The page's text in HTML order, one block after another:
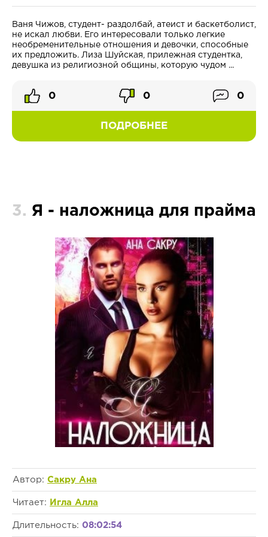
Ваня Чижов, студент- раздолбай, атеист и баскетболист,
не искал любви. Его интересовали только легкие
необременительные отношения и девочки, способные
их предложить. Лиза Шуйская, прилежная студентка,
девушка из религиозной общины, которую чудом ...
ПОДРОБНЕЕ
0 0 0
3. Я - наложница для прайма
Автор: Сакру Ана
Читает: Игла Алла
Длительность: 08:02:54